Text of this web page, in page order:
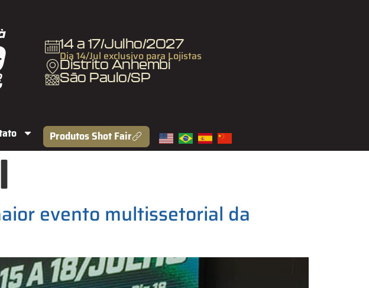
14 a 17/Julho/2027
Dia 14/Jul exclusivo para Lojistas
Distrito Anhembi
São Paulo/SP
Produtos Shot Fair
evento multissetorial da